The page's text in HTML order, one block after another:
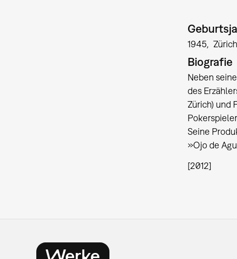
1945 Zürich
Biografie
Neben
des
Zürich) und
Seine
»Ojo de
[2012]